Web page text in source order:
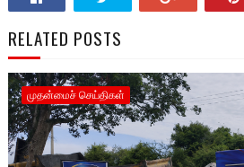
RELATED POSTS
முதன்மைச் செய்திகள்